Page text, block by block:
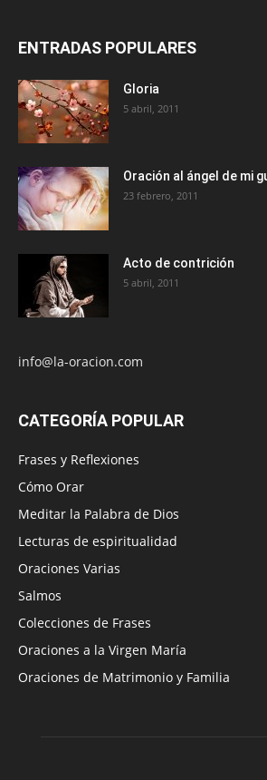
ENTRADAS POPULARES
Gloria
5 abril, 2011
Oración al ángel de mi
23 febrero, 2011
Acto de contrición
5 abril, 2011
info@la-oracion.com
CATEGORÍA POPULAR
Frases y Reflexiones
Cómo Orar
Meditar la Palabra de Dios
Lecturas de espiritualidad
Oraciones Varias
Salmos
Colecciones de Frases
Oraciones a la Virgen María
Oraciones de Matrimonio y Familia